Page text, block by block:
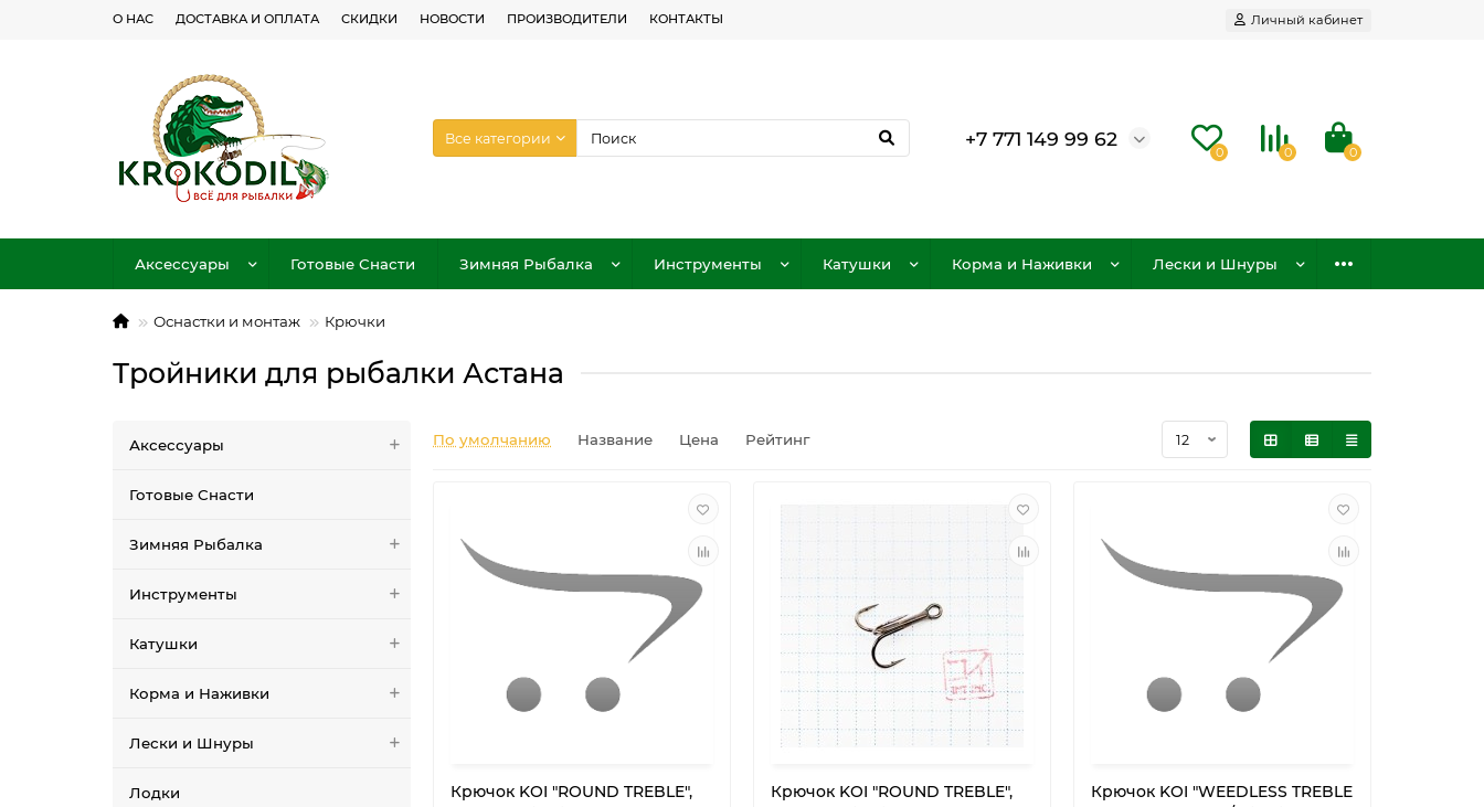
О НАС ДОСТАВКА И ОПЛАТА СКИДКИ НОВОСТИ ПРОИЗВОДИТЕЛИ КОНТАКТЫ Личный кабинет
Все категории +7 771 149 99 62
0 0 0
Аксессуары Готовые Снасти Зимняя Рыбалка Инструменты Катушки Корма и Наживки Лески и Шнуры
Оснастки и монтаж Крючки
Тройники для рыбалки Астана
Аксессуары
Готовые Снасти
Зимняя Рыбалка
Инструменты
Катушки
Корма и Наживки
Лески и Шнуры
Лодки
По умолчанию Название Цена Рейтинг
Крючок KOI "ROUND TREBLE",
Крючок KOI "ROUND TREBLE",
Крючок KOI "WEEDLESS TREBLE